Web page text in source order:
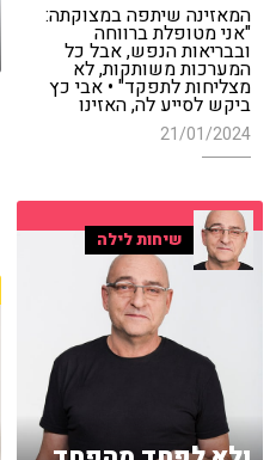
המאזינה שיתפה במצוקתה:
"אני מטופלת ברווחה
ובבריאות הנפש, אבל כל
המערכות משותקות, לא
מצליחות לתפקד" • אבי כץ
ביקש לסייע לה, האזינו
21/01/2024
שיחות לילה